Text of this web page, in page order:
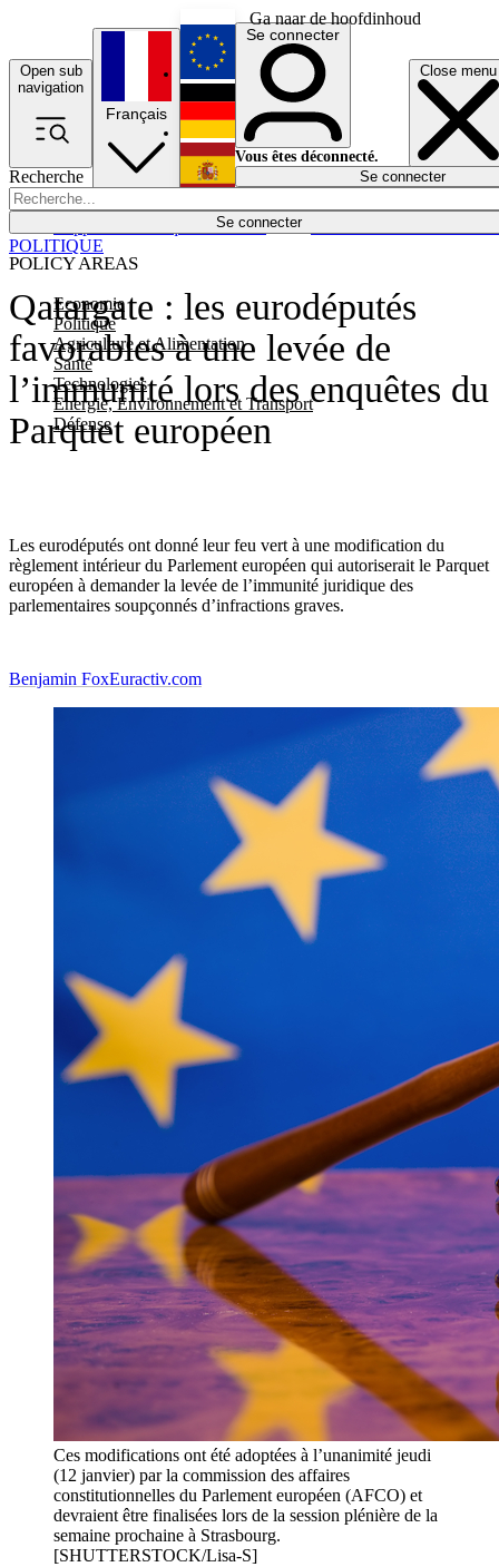
Ga naar de hoofdinhoud
Open sub
navigation
Close menu
Recherche
Se connecter
POLICY AREAS
Economie
Politique
Agriculture et Alimentation
Santé
Technologies
Energie, Environnement et Transport
Défense
Économie
Français
English
Deutsch
Español
Se connecter
Vous êtes déconnecté.
Se connecter
Qatargate : les eurodéputés
favorables à une levée de
l’immunité lors des enquêtes du
Parquet européen
Les eurodéputés ont donné leur feu vert à une modification du
règlement intérieur du Parlement européen qui autoriserait le Parquet
européen à demander la levée de l’immunité juridique des
parlementaires soupçonnés d’infractions graves.
POLITIQUE
Benjamin FoxEuractiv.com
Ces modifications ont été adoptées à l’unanimité jeudi
(12 janvier) par la commission des affaires
constitutionnelles du Parlement européen (AFCO) et
devraient être finalisées lors de la session plénière de la
semaine prochaine à Strasbourg.
[SHUTTERSTOCK/Lisa-S]